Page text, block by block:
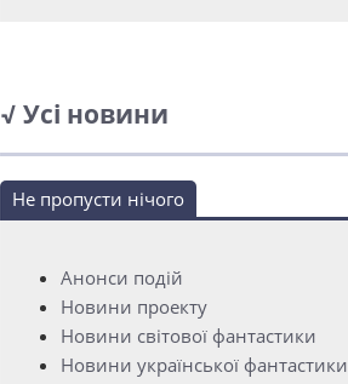
√ Усі новини
Не пропусти нічого
Анонси подій
Новини проекту
Новини світової фантастики
Новини української фантастики